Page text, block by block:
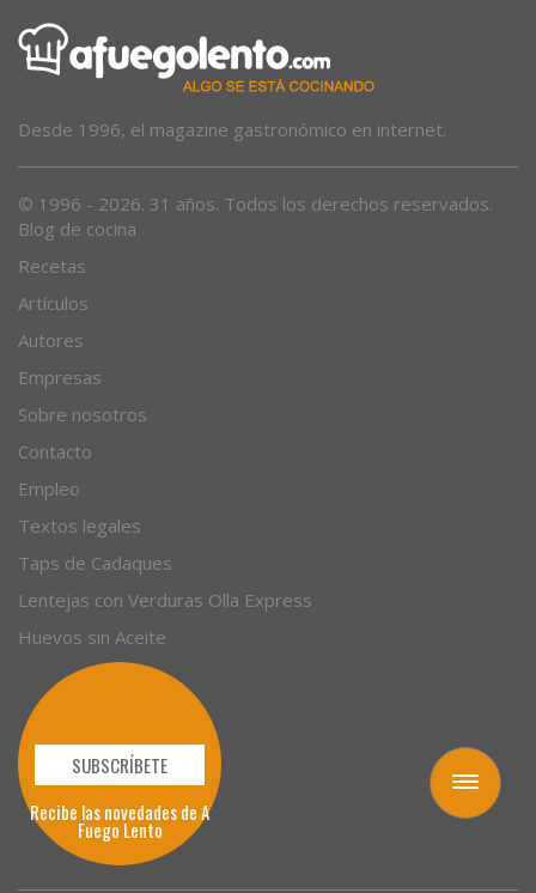
Toggle
navigation
Desde 1996, el magazine gastronómico en internet.
© 1996 - 2026. 31 años. Todos los derechos reservados.
Blog de cocina
Recetas
Artículos
Autores
Empresas
Sobre nosotros
Contacto
Empleo
Textos legales
Taps de Cadaques
Lentejas con Verduras Olla Express
Huevos sin Aceite
SUBSCRÍBETE
Recibe las novedades de A
Fuego Lento